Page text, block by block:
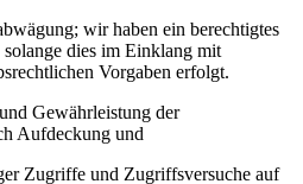
wir haben ein berechtigtes
dies im Einklang mit
Vorgaben erfolgt.
Gewährleistung der
Aufdeckung und
Zugriffe und Zugriffsversuche auf